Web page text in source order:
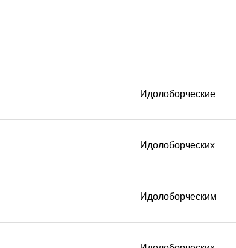
Идолоборческие
Идолоборческих
Идолоборческим